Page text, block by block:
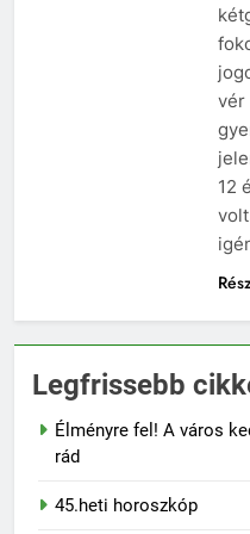
vér
12
Legfrissebb
Élményre fel! A város
rád
45.heti horoszkóp